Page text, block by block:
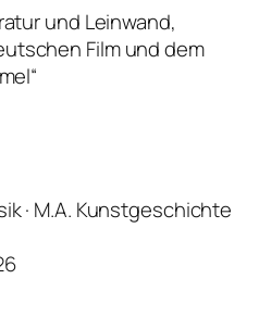
und Leinwand,
Film und dem
· M.A. Kunstgeschichte